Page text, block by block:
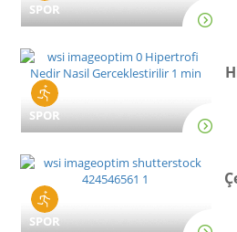
SPOR
SPOR
SPOR